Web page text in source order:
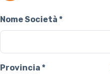
Nome Società *
Provincia *